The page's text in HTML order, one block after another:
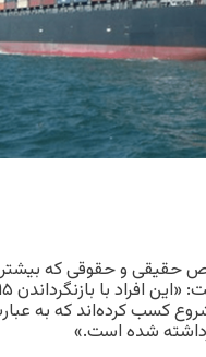
و حقوقی که
همت درآمد نامشروع کسب کرده‌اند که